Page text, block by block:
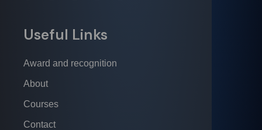
Useful Links
Award and recognition
About
Courses
Contact